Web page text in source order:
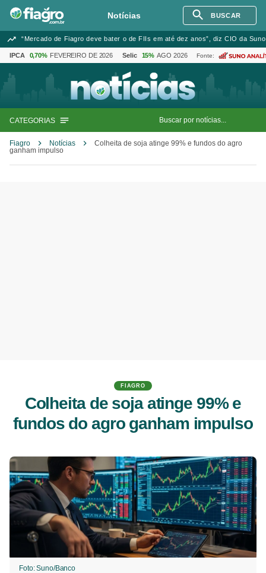
Notícias BUSCAR
“Mercado de Fiagro deve bater o de FIIs em até dez anos”, diz CIO da
IPCA 0,70% FEVEREIRO DE 2026 Selic 15% AGO 2026 Fonte:
CATEGORIAS
Fiagro Notícias
Colheita de soja atinge 99% e fundos do agro
ganham impulso
FIAGRO
Colheita de soja atinge 99% e
fundos do agro ganham impulso
Foto: Suno/Banco